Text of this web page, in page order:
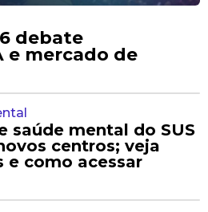
debate
e mercado de
saúde mental do SUS
centros; veja
e como acessar